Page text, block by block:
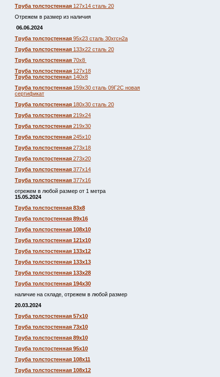
Труба толстостенная 127х14 сталь 20
Отрежем в размер из наличия
06.06.2024
Труба толстостенная 95х23 сталь 30хгсн2а
Труба толстостенная 133х22 сталь 20
Труба толстостенная 70х8
Труба толстостенная 127х18
Труба толстостенная 140х8
Труба толстостенная 159х30 сталь 09Г2С новая
сертификат
Труба толстостенная 180х30 сталь 20
Труба толстостенная 219х24
Труба толстостенная 219х30
Труба толстостенная 245х10
Труба толстостенная 273х18
Труба толстостенная 273х20
Труба толстостенная 377х14
Труба толстостенная 377х16
отрежем в любой размер от 1 метра
15.05.2024
Труба толстостенная 83х8
Труба толстостенная 89х16
Труба толстостенная 108х10
Труба толстостенная 121х10
Труба толстостенная 133х12
Труба толстостенная 133х13
Труба толстостенная 133х28
Труба толстостенная 194х30
наличие на складе, отрежем в любой размер
20.03.2024
Труба толстостенная 57х10
Труба толстостенная 73х10
Труба толстостенная 89х10
Труба толстостенная 95х10
Труба толстостенная 108х11
Труба толстостенная 108х12